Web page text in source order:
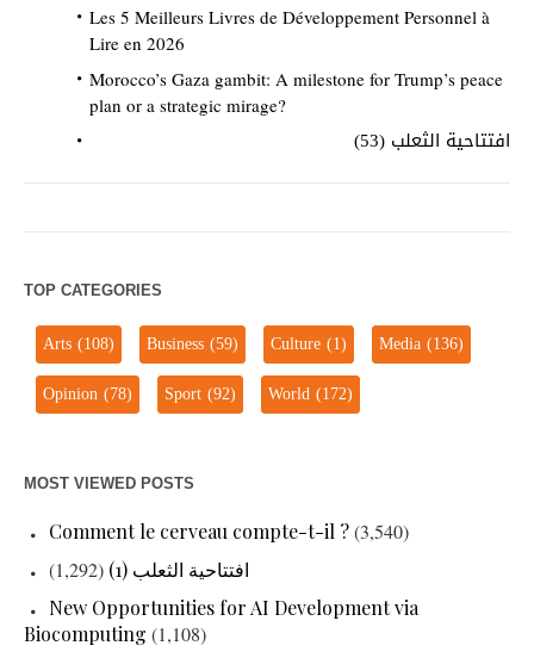
Les 5 Meilleurs Livres de Développement Personnel à
Lire en 2026
Morocco’s Gaza gambit: A milestone for Trump’s peace
plan or a strategic mirage?
افتتاحية الثعلب (53)
TOP CATEGORIES
Arts(108) Business(59) Culture(1) Media(136)
Opinion(78) Sport(92) World(172)
MOST VIEWED POSTS
Comment le cerveau compte-t-il ?(3,540)
افتتاحية الثعلب (1)
(1,292)
New Opportunities for AI Development via
Biocomputing (1,108)